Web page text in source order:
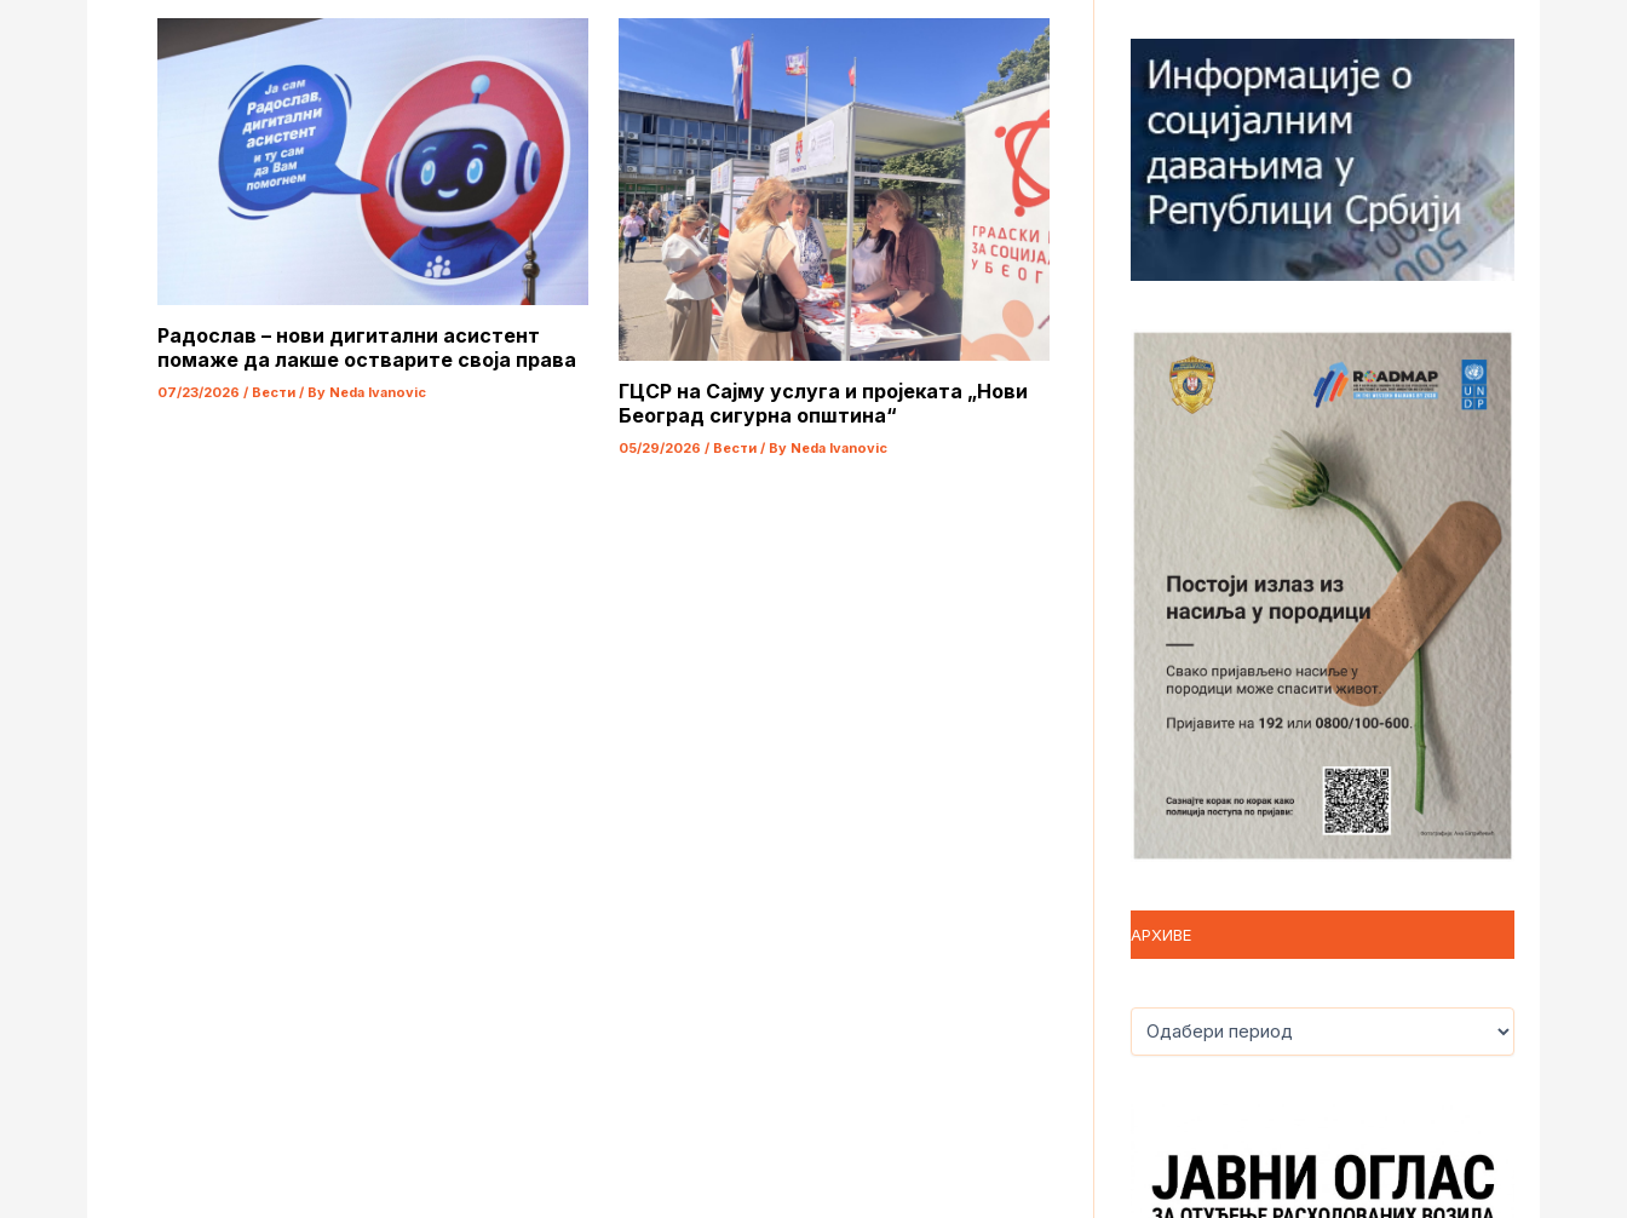
Радослав – нови дигитални асистент
помаже да лакше остварите своја права
07/23/2026 / Вести/ By Neda Ivanovic
ГЦСР на Сајму услуга и пројеката „Нови
Београд сигурна општина“
05/29/2026 / Вести/ By Neda Ivanovic
АРХИВЕ